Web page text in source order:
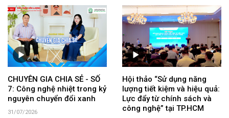
CHUYÊN GIA CHIA SẺ - SỐ
7: Công nghệ nhiệt trong kỷ
nguyên chuyển đổi xanh
31/07/2026
Hội thảo “Sử dụng năng
lượng tiết kiệm và hiệu quả:
Lực đẩy từ chính sách và
công nghệ” tại TP.HCM